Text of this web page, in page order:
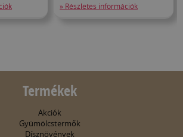
» Részletes információk
Termékek
Akciók
Gyümölcstermők
Dísznövények